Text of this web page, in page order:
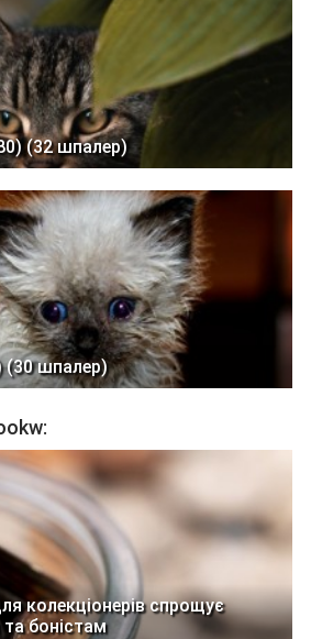
(32 шпалер)
(30 шпалер)
колекціонерів спрощує
боністам